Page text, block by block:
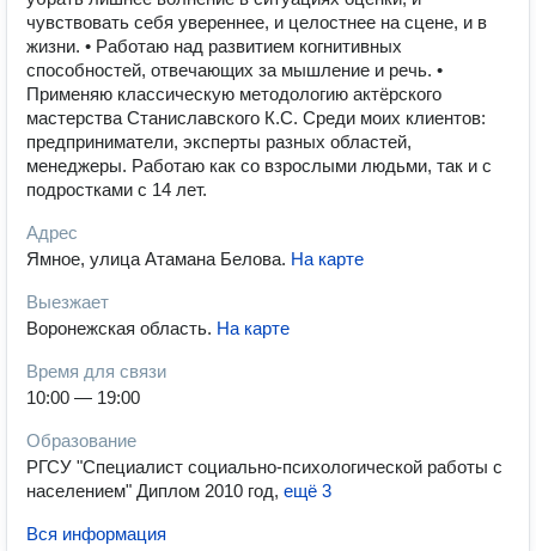
чувствовать себя увереннее, и целостнее на сцене, и в
жизни. • Работаю над развитием когнитивных
способностей, отвечающих за мышление и речь. •
Применяю классическую методологию актёрского
мастерства Станиславского К.С. Среди моих клиентов:
предприниматели, эксперты разных областей,
менеджеры. Работаю как со взрослыми людьми, так и с
подростками с 14 лет.
Адрес
Ямное, улица Атамана Белова. На карте
Выезжает
Воронежская область. На карте
Время для связи
10:00 — 19:00
Образование
РГСУ "Специалист социально-психологической работы с
населением" Диплом 2010 год, ещё 3
Вся информация